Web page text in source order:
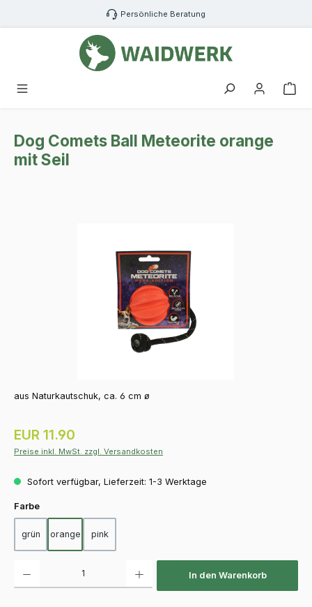
Zum Hauptinhalt springen Persönliche Beratung
Dog Comets Ball Meteorite orange
mit Seil
aus Naturkautschuk, ca. 6 cm ø
Regulärer Preis:
EUR 11.90
Preise inkl. MwSt. zzgl. Versandkosten
Sofort verfügbar, Lieferzeit: 1-3 Werktage
Farbeauswählen
grün orange pink
In den Warenkorb